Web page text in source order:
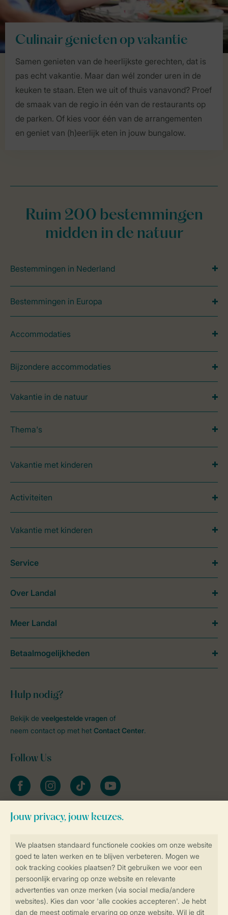
Culinair genieten op vakantie
Samen genieten van de heerlijkste gerechten, dat is
pas echt vakantie. Maar dan wél zonder uren in de
keuken te staan. Eten we uit of thuis vanavond? Proef
de smaak van de regio in één van de restaurants op
de parken. Of kies voor één van de arrangementen
en geniet van (h)eerlijk eten in jouw bungalow.
Veilig en snel online boeken
Veilige gegevensoverdracht
Veilige betaling
Ruim 200 bestemmingen
midden in de natuur
Bestemmingen in Nederland
Bestemmingen in Europa
Accommodaties
Bijzondere accommodaties
Vakantie in de natuur
Thema's
Vakantie met kinderen
Activiteiten
Vakantie met kinderen
Hulp nodig?
Bekijk de veelgestelde vragen of
neem contact op met het Contact Center.
Follow Us
facebookinstagramtiktok youtube
Blijf op de hoogte
Service
Over Landal
Meer Landal
Betaalmogelijkheden